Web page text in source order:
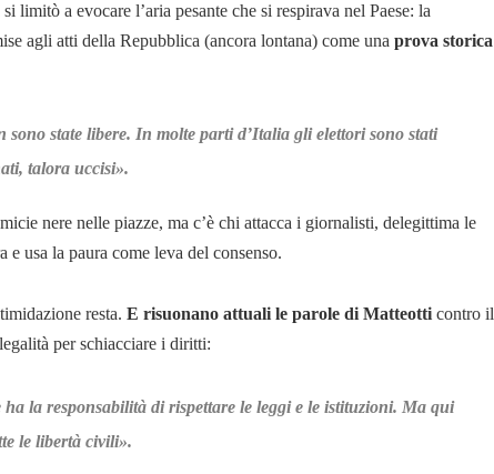
limitò a evocare l’aria pesante che si respirava nel Paese: la
agli atti della Repubblica (ancora lontana) come una prova storica
sono state libere. In molte parti d’Italia gli elettori sono stati
talora uccisi».
nere nelle piazze, ma c’è chi attacca i giornalisti, delegittima le
usa la paura come leva del consenso.
resta. E risuonano attuali le parole di Matteotti contro il
per schiacciare i diritti:
ha la responsabilità di rispettare le leggi e le istituzioni. Ma qui
le libertà civili».